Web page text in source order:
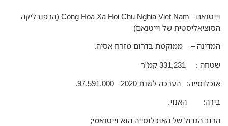
וייטנאם- Cong Hoa Xa Hoi Chu Nghia Viet Nam (הרפובליקה
של וייטנאם)
– ממוקמת בדרום מזרח אסיה.
: 331,231 קמ"ר
הערכה לשנת 2020- 97,591,000.
האנוי.
הגדול של האוכלוסייה הוא וייטנאמי;